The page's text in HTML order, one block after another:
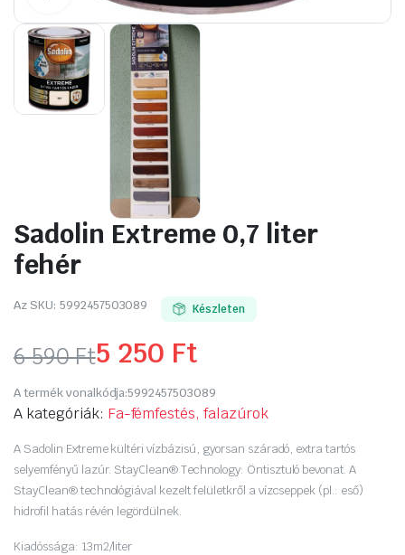
Sadolin Extreme 0,7 liter
fehér
Az SKU: 5992457503089 Készleten
6 590Ft
Original
price
was:
6
590 Ft.
5 250 Ft
Current
price
is:
5
250 Ft.
A termék vonalkódja:5992457503089
A kategóriák: Fa-fémfestés, falazúrok
A Sadolin Extreme kültéri vízbázisú, gyorsan száradó, extra tartós
selyemfényű lazúr. StayClean® Technology: Öntisztuló bevonat. A
StayClean® technológiával kezelt felületkről a vízcseppek (pl.: eső)
hidrofil hatás révén legördülnek.
Kiadóssága: 13m2/liter